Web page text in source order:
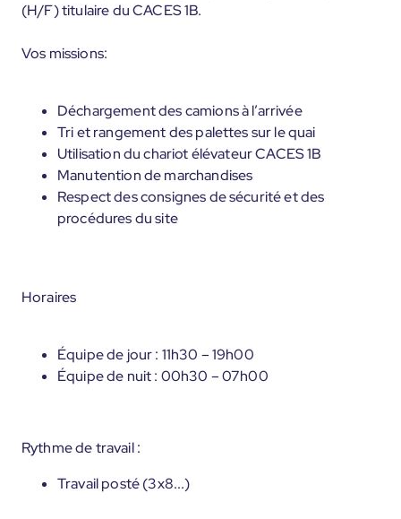
(H/F) titulaire du CACES 1B.
Vos missions:
Déchargement des camions à l’arrivée
Tri et rangement des palettes sur le quai
Utilisation du chariot élévateur CACES 1B
Manutention de marchandises
Respect des consignes de sécurité et des
procédures du site
Horaires
Équipe de jour : 11h30 – 19h00
Équipe de nuit : 00h30 – 07h00
Rythme de travail :
Travail posté (3x8...)